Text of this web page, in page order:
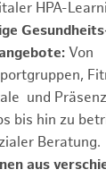
HPA-
Von
und
bis hin zu
Beratung.
aus